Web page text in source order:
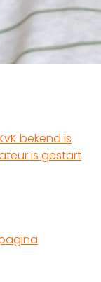
bekend is
is gestart